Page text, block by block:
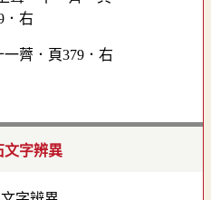
薺．頁379．右
文字辨異